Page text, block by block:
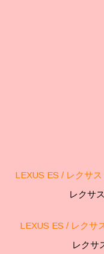
LEXUS ES / レクサ
レクサ
LEXUS ES / レクサ
レクサ